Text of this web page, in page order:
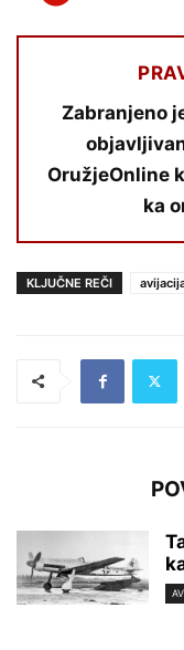
Zabranjeno
OružjeOnline
ka
KLJUČNE REČI